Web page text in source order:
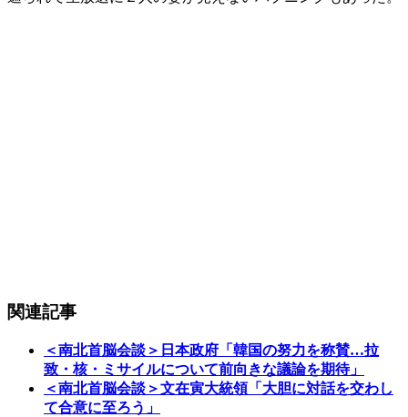
関連記事
＜南北首脳会談＞日本政府「韓国の努力を称賛…拉
致・核・ミサイルについて前向きな議論を期待」
＜南北首脳会談＞文在寅大統領「大胆に対話を交わし
て合意に至ろう」